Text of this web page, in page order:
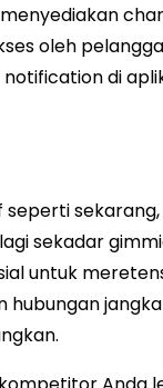
oleh
di
seperti
sekadar
untuk
hubungan